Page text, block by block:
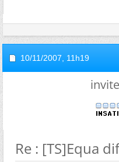
10/11/2007, 11h19
Re : [TS]Equa